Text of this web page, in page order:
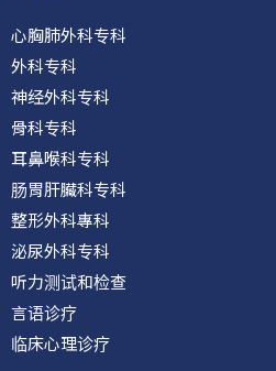
心胸肺外科专科
外科专科
神经外科专科
骨科专科
耳鼻喉科专科
肠胃肝臟科专科
整形外科專科
泌尿外科专科
听力测试和检查
言语诊疗
临床心理诊疗